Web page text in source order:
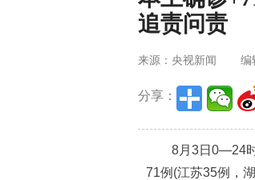
追责问责
来源：央视新闻 编
分享：
8月3日0—24时
71例(江苏35例，